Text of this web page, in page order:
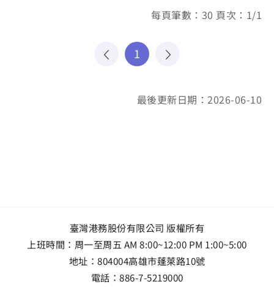
每頁筆數：30 頁次：1/1
1
最後更新日期：2026-06-10
臺灣港務股份有限公司 版權所有
上班時間：周一至周五 AM 8:00~12:00 PM 1:00~5:00
地址： 804004高雄市蓬萊路10號
電話： 886-7-5219000